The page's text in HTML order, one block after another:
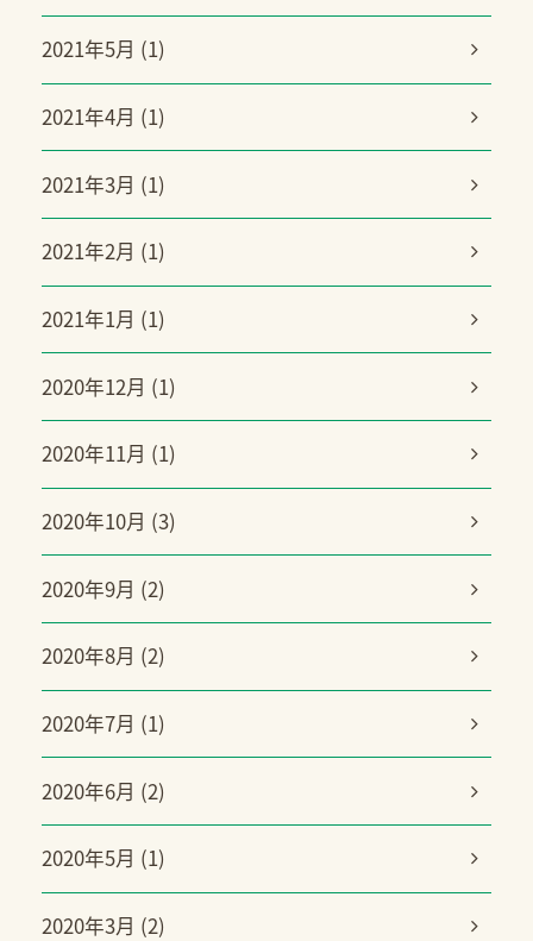
2021年5月 (1)
2021年4月 (1)
2021年3月 (1)
2021年2月 (1)
2021年1月 (1)
2020年12月 (1)
2020年11月 (1)
2020年10月 (3)
2020年9月 (2)
2020年8月 (2)
2020年7月 (1)
2020年6月 (2)
2020年5月 (1)
2020年3月 (2)